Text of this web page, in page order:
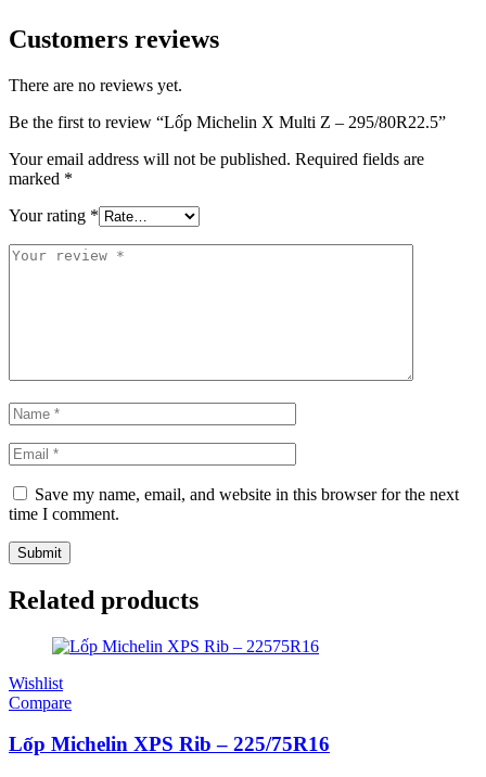
Customers reviews
There are no reviews yet.
Be the first to review “Lốp Michelin X Multi Z – 295/80R22.5”
Your email address will not be published. Required fields are
marked *
Your rating *
Save my name, email, and website in this browser for the next
time I comment.
Related products
Wishlist
Compare
Lốp Michelin XPS Rib – 225/75R16